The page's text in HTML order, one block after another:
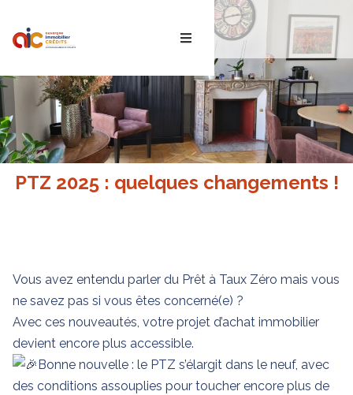
ACTUS
PTZ 2025 : quelques changements !
Vous avez entendu parler du Prêt à Taux Zéro mais vous
ne savez pas si vous êtes concerné(e) ?
Avec ces nouveautés, votre projet d’achat immobilier
devient encore plus accessible.
Bonne nouvelle : le PTZ s’élargit dans le neuf, avec
des conditions assouplies pour toucher encore plus de